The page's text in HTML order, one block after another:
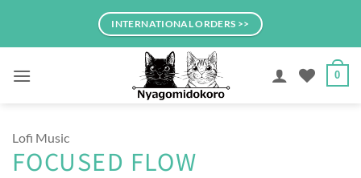
content
INTERNATIONAL ORDERS >>
0
Lofi Music
FOCUSED FLOW